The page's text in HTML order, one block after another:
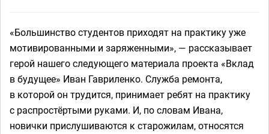
«Большинство студентов приходят на практику уже
мотивированными и заряженными», — рассказывает
герой нашего следующего материала проекта «Вклад
в будущее» Иван Гавриленко. Служба ремонта,
в которой он трудится, принимает ребят на практику
с распростёртыми руками. И, по словам Ивана,
новички прислушиваются к старожилам, относятся